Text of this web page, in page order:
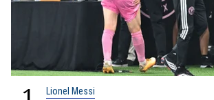
Lionel Messi